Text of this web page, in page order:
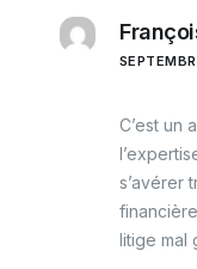
C’est un
s’avérer
litige mal